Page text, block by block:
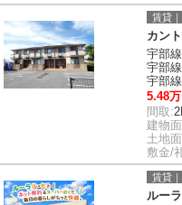
賃貸
カン
宇部
宇部
宇部
5.48
間取:
建物
土地
敷金/
賃貸
ルー